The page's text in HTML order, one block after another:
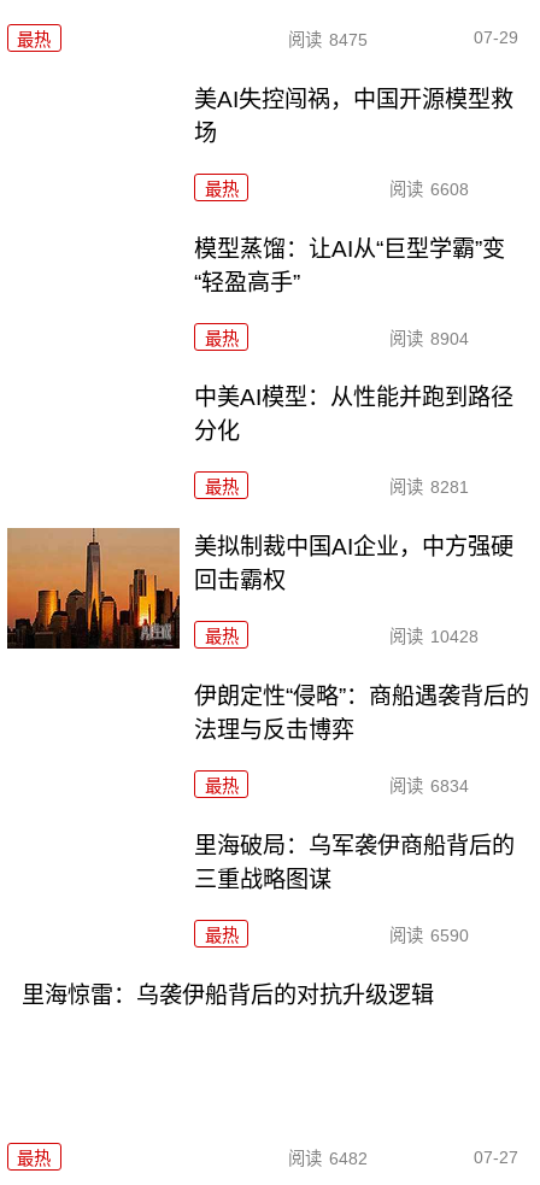
最热 阅读 8475 07-29
美AI失控闯祸，中国开源模型救
场
最热 阅读 6608
模型蒸馏：让AI从“巨型学霸”变
“轻盈高手”
最热 阅读 8904
中美AI模型：从性能并跑到路径
分化
最热 阅读 8281
美拟制裁中国AI企业，中方强硬
回击霸权
最热 阅读 10428
伊朗定性“侵略”：商船遇袭背后的
法理与反击博弈
最热 阅读 6834
里海破局：乌军袭伊商船背后的
三重战略图谋
最热 阅读 6590
里海惊雷：乌袭伊船背后的对抗升级逻辑
最热 阅读 6482 07-27